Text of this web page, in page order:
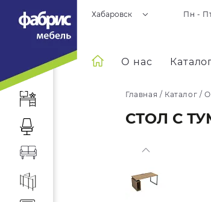
Хабаровск Пн -
О нас
Главная / Каталог /
СТОЛ С